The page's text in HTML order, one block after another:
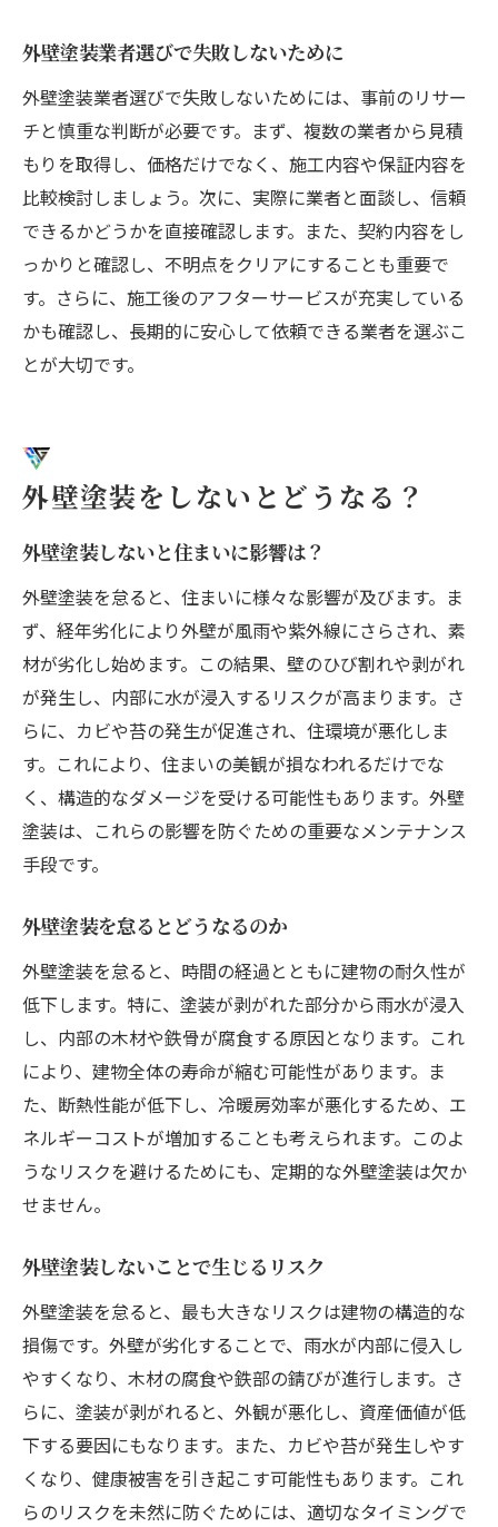
外壁塗装業者選びで失敗しないために
外壁塗装業者選びで失敗しないためには、事前のリサー
チと慎重な判断が必要です。まず、複数の業者から見積
もりを取得し、価格だけでなく、施工内容や保証内容を
比較検討しましょう。次に、実際に業者と面談し、信頼
できるかどうかを直接確認します。また、契約内容をし
っかりと確認し、不明点をクリアにすることも重要で
す。さらに、施工後のアフターサービスが充実している
かも確認し、長期的に安心して依頼できる業者を選ぶこ
とが大切です。
外壁塗装をしないとどうなる？
外壁塗装しないと住まいに影響は？
外壁塗装を怠ると、住まいに様々な影響が及びます。ま
ず、経年劣化により外壁が風雨や紫外線にさらされ、素
材が劣化し始めます。この結果、壁のひび割れや剥がれ
が発生し、内部に水が浸入するリスクが高まります。さ
らに、カビや苔の発生が促進され、住環境が悪化しま
す。これにより、住まいの美観が損なわれるだけでな
く、構造的なダメージを受ける可能性もあります。外壁
塗装は、これらの影響を防ぐための重要なメンテナンス
手段です。
外壁塗装を怠るとどうなるのか
外壁塗装を怠ると、時間の経過とともに建物の耐久性が
低下します。特に、塗装が剥がれた部分から雨水が浸入
し、内部の木材や鉄骨が腐食する原因となります。これ
により、建物全体の寿命が縮む可能性があります。ま
た、断熱性能が低下し、冷暖房効率が悪化するため、エ
ネルギーコストが増加することも考えられます。このよ
うなリスクを避けるためにも、定期的な外壁塗装は欠か
せません。
外壁塗装しないことで生じるリスク
外壁塗装を怠ると、最も大きなリスクは建物の構造的な
損傷です。外壁が劣化することで、雨水が内部に侵入し
やすくなり、木材の腐食や鉄部の錆びが進行します。さ
らに、塗装が剥がれると、外観が悪化し、資産価値が低
下する要因にもなります。また、カビや苔が発生しやす
くなり、健康被害を引き起こす可能性もあります。これ
らのリスクを未然に防ぐためには、適切なタイミングで